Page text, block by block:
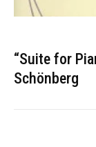
“Suite for
Schönberg